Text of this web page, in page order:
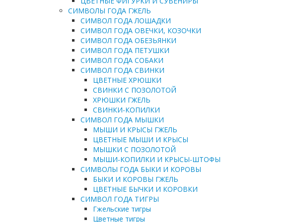
СИМВОЛЫ ГОДА ГЖЕЛЬ
СИМВОЛ ГОДА ЛОШАДКИ
СИМВОЛ ГОДА ОВЕЧКИ, КОЗОЧКИ
СИМВОЛ ГОДА ОБЕЗЬЯНКИ
СИМВОЛ ГОДА ПЕТУШКИ
СИМВОЛ ГОДА СОБАКИ
СИМВОЛ ГОДА СВИНКИ
ЦВЕТНЫЕ ХРЮШКИ
СВИНКИ С ПОЗОЛОТОЙ
ХРЮШКИ ГЖЕЛЬ
СВИНКИ-КОПИЛКИ
СИМВОЛ ГОДА МЫШКИ
МЫШИ И КРЫСЫ ГЖЕЛЬ
ЦВЕТНЫЕ МЫШИ И КРЫСЫ
МЫШКИ С ПОЗОЛОТОЙ
МЫШИ-КОПИЛКИ И КРЫСЫ-ШТОФЫ
СИМВОЛЫ ГОДА БЫКИ И КОРОВЫ
БЫКИ И КОРОВЫ ГЖЕЛЬ
ЦВЕТНЫЕ БЫЧКИ И КОРОВКИ
СИМВОЛ ГОДА ТИГРЫ
Гжельские тигры
Цветные тигры